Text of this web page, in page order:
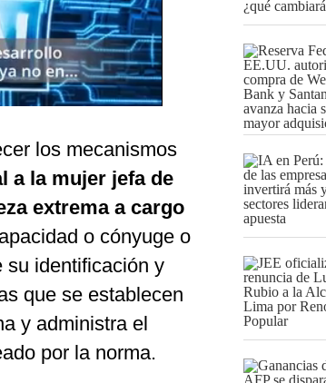
los mecanismos
a la mujer jefa de
extrema a cargo
o cónyuge o
su identificación y
que se establecen
y administra el
por la norma.